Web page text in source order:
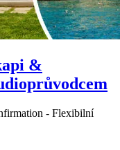
&
- Flexibilní